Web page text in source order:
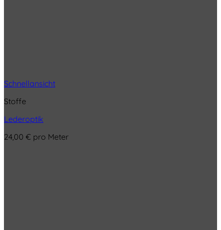
Schnellansicht
Stoffe
Lederoptik
24,00 € pro Meter